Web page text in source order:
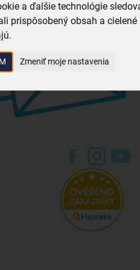
a ďalšie technológie
prispôsobený obsah a
Zmeniť moje nastavenia
031 701 33 52
potreby Stolovanie